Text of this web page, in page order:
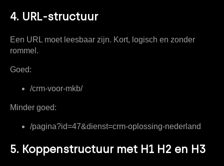
4. URL-structuur
Een URL moet leesbaar zijn. Kort, logisch en zonder
rommel.
Goed:
/crm-voor-mkb/
Minder goed:
/pagina?id=47&dienst=crm-oplossing-nederland
5. Koppenstructuur met H1 H2 en H3